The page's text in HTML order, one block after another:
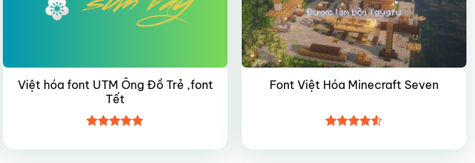
Việt hóa font UTM Ông Đồ Trẻ ,font
Tết
hạng4.85
Font Việt Hóa Minecraft Seven
hạng4.5